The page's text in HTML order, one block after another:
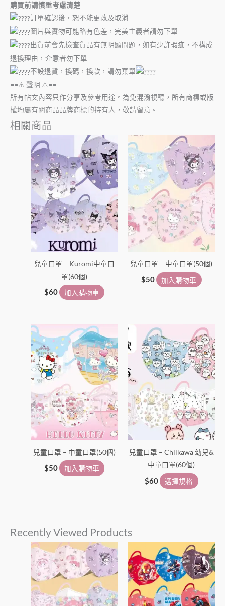
購買前請慎重考慮清楚
訂單確認後，恕不能更改及取消
圖片與實物可能略有色差，完美主義者請勿下單
出貨前會先檢查貨品有無明顯問題，如有少許瑕疵，不構成
退換理由，介意者勿下單
不設退貨，換碼，換款，請勿棄單
==⚠️ 聲明 ⚠️==
所有帖文內容只作分享及參考用途。為免混淆視聽，所有商標或版
權均屬有關商品品牌商標的持有人，敬請留意。
相關商品
兒童口罩 – Kuromi中童口
罩(60個)
$60 加入購物車
兒童口罩 – 中童口罩(50個)
$50 加入購物車
兒童口罩 – 中童口罩(50個)
$50 加入購物車
兒童口罩 – Chiikawa 幼兒&
中童口罩(60個)
$60 選擇規格
此
產
品
有
多
種
款
式。
可
在
產
頁
項
Recently Viewed Products